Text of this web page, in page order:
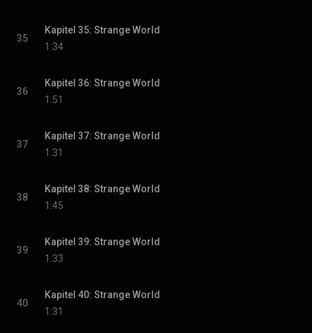
35
Kapitel 35: Strange World
1:34
36
Kapitel 36: Strange World
1:51
37
Kapitel 37: Strange World
1:31
38
Kapitel 38: Strange World
1:45
39
Kapitel 39: Strange World
1:33
40
Kapitel 40: Strange World
1:31